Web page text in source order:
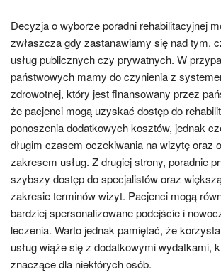
Decyzja o wyborze poradni rehabilitacyjnej
zwłaszcza gdy zastanawiamy się nad tym,
usług publicznych czy prywatnych. W
państwowych mamy do czynienia z
zdrowotnej, który jest finansowany przez
że pacjenci mogą uzyskać dostęp do
ponoszenia dodatkowych kosztów, jednak
długim czasem oczekiwania na wizytę oraz
zakresem usług. Z drugiej strony, poradnie
szybszy dostęp do specjalistów oraz
zakresie terminów wizyt. Pacjenci mogą
bardziej spersonalizowane podejście i
leczenia. Warto jednak pamiętać, że
usług wiąże się z dodatkowymi wydatkami,
znaczące dla niektórych osób.